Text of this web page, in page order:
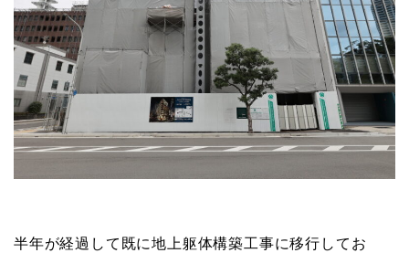
半年が経過して既に地上躯体構築工事に移行してお